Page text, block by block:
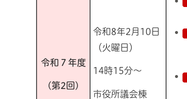
令和７年度
(第2回)
令和8年2月10日
（火曜日）
14時15分～
市役所議会棟